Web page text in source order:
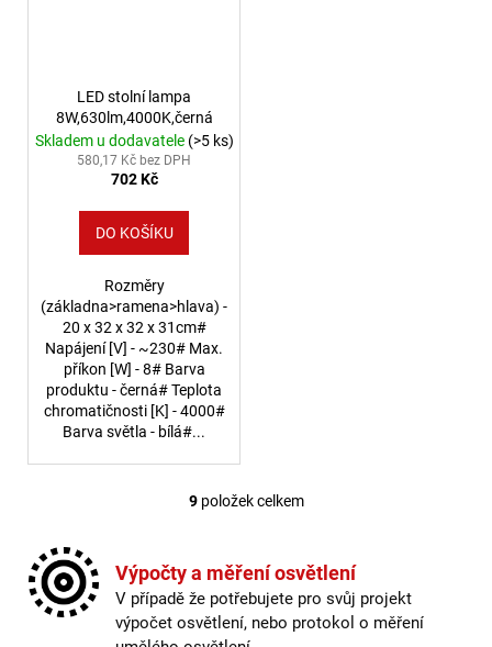
LED stolní lampa
8W,630lm,4000K,černá
Skladem u dodavatele (>5 ks)
580,17 Kč bez DPH
702 Kč
DO KOŠÍKU
Rozměry
(základna>ramena>hlava) -
20 x 32 x 32 x 31cm#
Napájení [V] - ~230# Max.
příkon [W] - 8# Barva
produktu - černá# Teplota
chromatičnosti [K] - 4000#
Barva světla - bílá#...
Ovládací prvky výpisu
9položek celkem
Výpočty a měření osvětlení
V případě že potřebujete pro svůj projekt
výpočet osvětlení, nebo protokol o měření